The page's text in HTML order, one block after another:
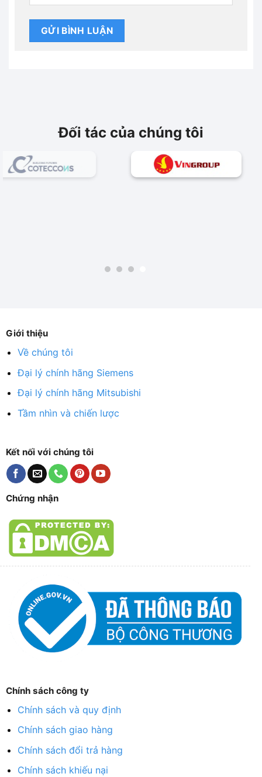
Đối tác của chúng tôi
Giới thiệu
Về chúng tôi
Đại lý chính hãng Siemens
Đại lý chính hãng Mitsubishi
Tầm nhìn và chiến lược
Kết nối với chúng tôi
Chứng nhận
Chính sách công ty
Chính sách và quy định
Chính sách giao hàng
Chính sách đổi trả hàng
Chính sách khiếu nại